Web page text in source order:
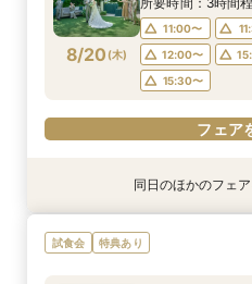
15:30〜
フェア
15:30〜
フェア
8/20 (木)
11:00〜
12:00〜
15:30〜
フェア
衣装試着 特典あり
【少人数プラン相
贅沢無料試食
特典あり
マイナビ限定★当
わせ絆牛」絶品試
同日のほかのフェア
試食会 特典あり